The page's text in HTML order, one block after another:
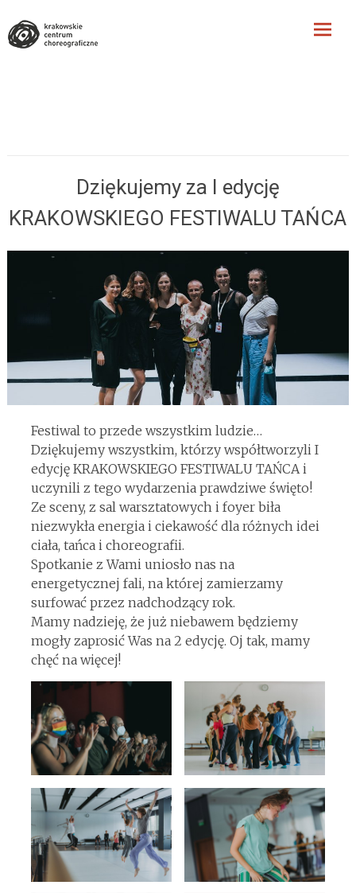
Dziękujemy za I edycję
KRAKOWSKIEGO FESTIWALU TAŃCA
Festiwal to przede wszystkim ludzie…
Dziękujemy wszystkim, którzy współtworzyli I
edycję KRAKOWSKIEGO FESTIWALU TAŃCA i
uczynili z tego wydarzenia prawdziwe święto!
Ze sceny, z sal warsztatowych i foyer biła
niezwykła energia i ciekawość dla różnych idei
ciała, tańca i choreografii.
Spotkanie z Wami uniosło nas na
energetycznej fali, na której zamierzamy
surfować przez nadchodzący rok.
Mamy nadzieję, że już niebawem będziemy
mogły zaprosić Was na 2 edycję. Oj tak, mamy
chęć na więcej!